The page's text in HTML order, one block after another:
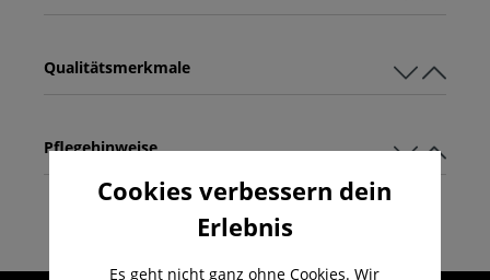
Qualitätsmerkmale
Pflegehinweise
Cookies verbessern dein
Erlebnis
Es geht nicht ganz ohne Cookies. Wir